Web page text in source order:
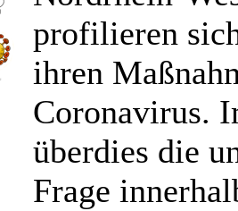
profilieren
ihren
Coronavirus.
überdies die
Frage